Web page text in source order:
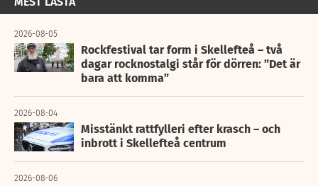
2026-08-05
Rockfestival tar form i Skellefteå – två
dagar rocknostalgi står för dörren: ”Det är
bara att komma”
2026-08-04
Misstänkt rattfylleri efter krasch – och
inbrott i Skellefteå centrum
2026-08-06